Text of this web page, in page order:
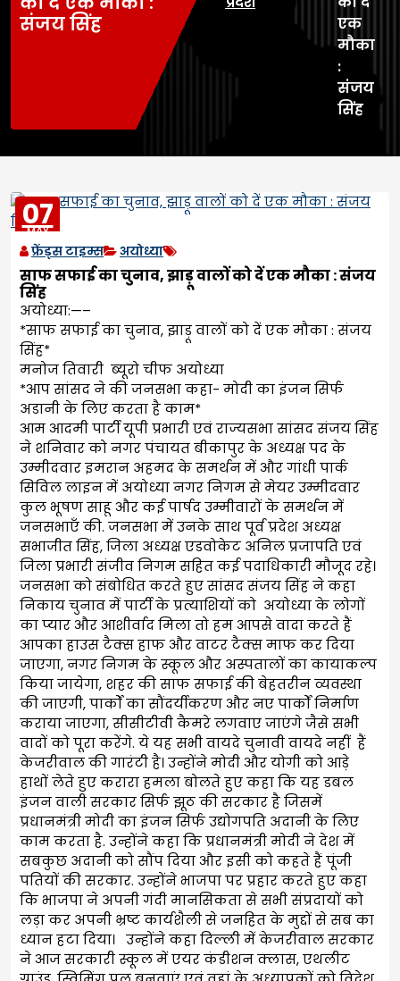
संजय सिंह
एक
मौका
:
संजय
सिंह
07
MAY
2023
फ्रेंड्स टाइम्स अयोध्या
साफ सफाई का चुनाव, झाड़ू वालों को दें एक मौका : संजय
सिंह
अयोध्या:—–
*साफ सफाई का चुनाव, झाड़ू वालों को दें एक मौका : संजय
सिंह*
मनोज तिवारी ब्यूरो चीफ अयोध्या
*आप सांसद ने की जनसभा कहा- मोदी का इंजन सिर्फ
अडानी के लिए करता है काम*
आम आदमी पार्टी यूपी प्रभारी एवं राज्यसभा सांसद संजय सिंह
ने शनिवार को नगर पंचायत बीकापुर के अध्यक्ष पद के
उम्मीदवार इमरान अहमद के समर्थन में और गांधी पार्क
सिविल लाइन में अयोध्या नगर निगम से मेयर उम्मीदवार
कुल भूषण साहू और कई पार्षद उम्मीवारों के समर्थन में
जनसभाएँ की. जनसभा में उनके साथ पूर्व प्रदेश अध्यक्ष
सभाजीत सिंह, जिला अध्यक्ष एडवोकेट अनिल प्रजापति एवं
जिला प्रभारी संजीव निगम सहित कई पदाधिकारी मौजूद रहे।
जनसभा को संबोधित करते हुए सांसद संजय सिंह ने कहा
निकाय चुनाव में पार्टी के प्रत्याशियों को अयोध्या के लोगों
का प्यार और आशीर्वाद मिला तो हम आपसे वादा करते हैं
आपका हाउस टैक्स हाफ और वाटर टैक्स माफ कर दिया
जाएगा, नगर निगम के स्कूल और अस्पतालों का कायाकल्प
किया जायेगा, शहर की साफ सफाई की बेहतरीन व्यवस्था
की जाएगी, पार्कों का सौंदर्यीकरण और नए पार्कों निर्माण
कराया जाएगा, सीसीटीवी कैमरे लगवाए जाएंगे जैसे सभी
वादों को पूरा करेंगे. ये यह सभी वायदे चुनावी वायदे नहीं हैं
केजरीवाल की गारंटी है। उन्होंने मोदी और योगी को आड़े
हाथों लेते हुए करारा हमला बोलते हुए कहा कि यह डबल
इंजन वाली सरकार सिर्फ झूठ की सरकार है जिसमें
प्रधानमंत्री मोदी का इंजन सिर्फ उद्योगपति अदानी के लिए
काम करता है. उन्होंने कहा कि प्रधानमंत्री मोदी ने देश में
सबकुछ अदानी को सौंप दिया और इसी को कहते हैं पूंजी
पतियों की सरकार. उन्होंने भाजपा पर प्रहार करते हुए कहा
कि भाजपा ने अपनी गंदी मानसिकता से सभी संप्रदायों को
लड़ा कर अपनी भ्रष्ट कार्यशैली से जनहित के मुद्दों से सब का
ध्यान हटा दिया। उन्होंने कहा दिल्ली में केजरीवाल सरकार
ने आज सरकारी स्कूल में एयर कंडीशन क्लास, एथलीट